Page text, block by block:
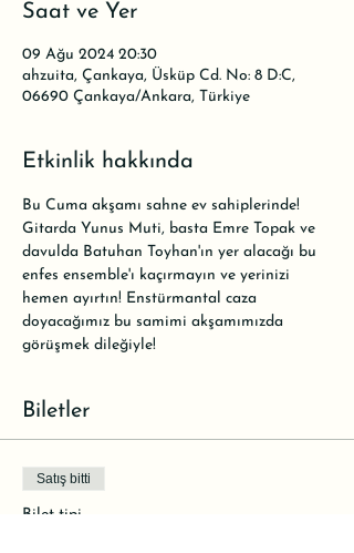
Saat ve Yer
09 Ağu 2024 20:30
ahzuita, Çankaya, Üsküp Cd. No: 8 D:C,
06690 Çankaya/Ankara, Türkiye
Etkinlik hakkında
Bu Cuma akşamı sahne ev sahiplerinde!
Gitarda Yunus Muti, basta Emre Topak ve
davulda Batuhan Toyhan'ın yer alacağı bu
enfes ensemble'ı kaçırmayın ve yerinizi
hemen ayırtın! Enstürmantal caza
doyacağımız bu samimi akşamımızda
görüşmek dileğiyle!
Biletler
Satış bitti
Bilet tipi